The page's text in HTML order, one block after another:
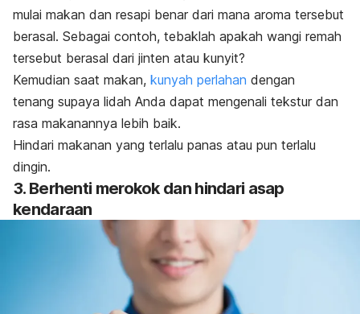
mulai makan dan resapi benar dari mana aroma tersebut
berasal. Sebagai contoh, tebaklah apakah wangi remah
tersebut berasal dari jinten atau kunyit?
Kemudian saat makan, kunyah perlahan dengan
tenang supaya lidah Anda dapat mengenali tekstur dan
rasa makanannya lebih baik.
Hindari makanan yang terlalu panas atau pun terlalu
dingin.
3. Berhenti merokok dan hindari asap
kendaraan